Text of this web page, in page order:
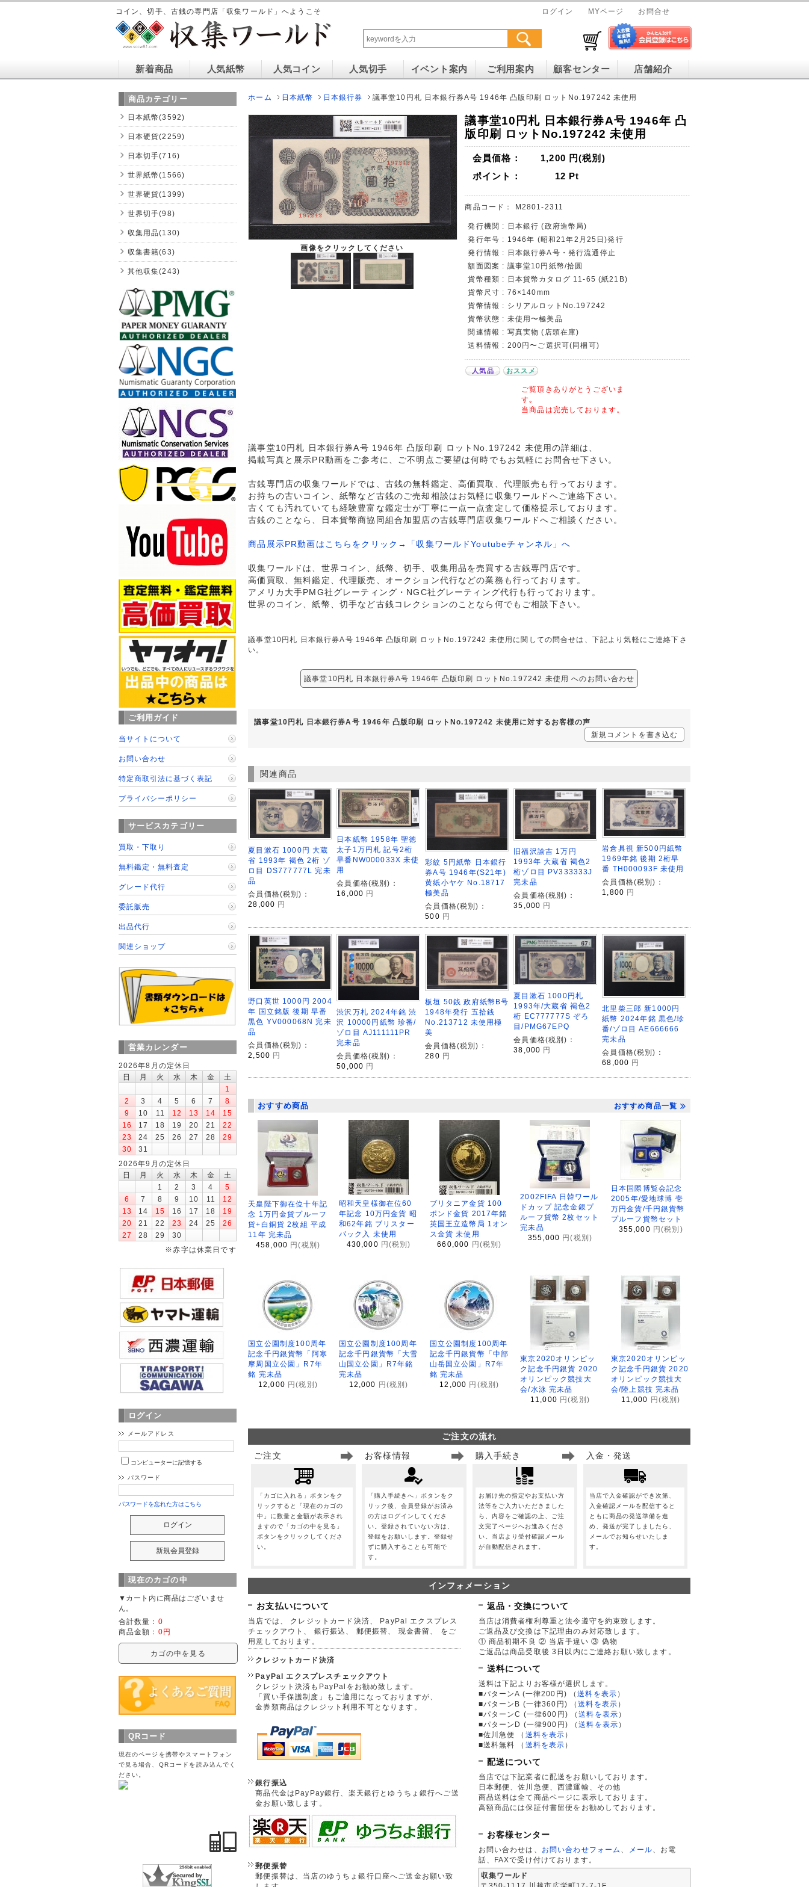
コイン、切手、古銭の専門店「収集ワールド」へようこそ ログイン MYページ お問合せ
新着商品 人気紙幣 人気コイン 人気切手 イベント案内 ご利用案内 顧客センター 店舗紹介
ホーム 日本紙幣 日本銀行券 議事堂10円札 日本銀行券A号 1946年 凸版印刷 ロットNo.197242 未使用
画像をクリックしてください
議事堂10円札 日本銀行券A号 1946年 凸
版印刷 ロットNo.197242 未使用
会員価格： 1,200 円(税別)
ポイント：
12 Pt
商品コード： M2801-2311
発行機関 : 日本銀行 (政府造幣局)
発行年号 : 1946年 (昭和21年2月25日)発行
発行情報 : 日本銀行券A号・発行流通停止
額面図案 : 議事堂10円紙幣/拾圓
貨幣種類 : 日本貨幣カタログ 11-65 (紙21B)
貨幣尺寸 : 76×140mm
貨幣情報 : シリアルロットNo.197242
貨幣状態 : 未使用〜極美品
関連情報 : 写真実物 (店頭在庫)
送料情報 : 200円〜ご選択可(同梱可)
人気品 おススメ
ご覧頂きありがとうございま
す｡
当商品は完売しております。
議事堂10円札 日本銀行券A号 1946年 凸版印刷 ロットNo.197242 未使用の詳細は、
掲載写真と展示PR動画をご参考に、ご不明点ご要望は何時でもお気軽にお問合せ下さい。
古銭専門店の収集ワールドでは、古銭の無料鑑定、高価買取、代理販売も行っております。
お持ちの古いコイン、紙幣など古銭のご売却相談はお気軽に収集ワールドへご連絡下さい。
古くても汚れていても経験豊富な鑑定士が丁寧に一点一点査定して価格提示しております。
古銭のことなら、日本貨幣商協同組合加盟店の古銭専門店収集ワールドへご相談ください。
商品展示PR動画はこちらをクリック→「収集ワールドYoutubeチャンネル」へ
収集ワールドは、世界コイン、紙幣、切手、収集用品を売買する古銭専門店です。
高価買取、無料鑑定、代理販売、オークション代行などの業務も行っております。
アメリカ大手PMG社グレーティング・NGC社グレーティング代行も行っております。
世界のコイン、紙幣、切手など古銭コレクションのことなら何でもご相談下さい。
議事堂10円札 日本銀行券A号 1946年 凸版印刷 ロットNo.197242 未使用に関しての問合せは、下記より気軽にご連絡下さ
い。
議事堂10円札 日本銀行券A号 1946年 凸版印刷 ロットNo.197242 未使用 へのお問い合わせ
議事堂10円札 日本銀行券A号 1946年 凸版印刷 ロットNo.197242 未使用に対するお客様の声
新規コメントを書き込む
関連商品
夏目漱石 1000円 大蔵
省 1993年 褐色 2桁 ゾ
ロ目 DS777777L 完未
品
会員価格(税別)：
28,000 円
日本紙幣 1958年 聖徳
太子1万円札 記号2桁
早番NW000033X 未使
用
会員価格(税別)：
16,000 円
彩紋 5円紙幣 日本銀行
券A号 1946年(S21年)
黄紙小ヤケ No.18717
極美品
会員価格(税別)：
500 円
旧福沢諭吉 1万円
1993年 大蔵省 褐色2
桁ゾロ目 PV333333J
完未品
会員価格(税別)：
35,000 円
岩倉具視 新500円紙幣
1969年銘 後期 2桁早
番 TH000093F 未使用
会員価格(税別)：
1,800 円
野口英世 1000円 2004
年 国立銘版 後期 早番
黒色 YV000068N 完未
品
会員価格(税別)：
2,500 円
渋沢万札 2024年銘 渋
沢 10000円紙幣 珍番/
ゾロ目 AJ111111PR
完未品
会員価格(税別)：
50,000 円
板垣 50銭 政府紙幣B号
1948年発行 五拾銭
No.213712 未使用極
美
会員価格(税別)：
280 円
夏目漱石 1000円札
1993年/大蔵省 褐色2
桁 EC777777S ぞろ
目/PMG67EPQ
会員価格(税別)：
38,000 円
北里柴三郎 新1000円
紙幣 2024年銘 黒色/珍
番/ゾロ目 AE666666
完未品
会員価格(税別)：
68,000 円
おすすめ商品 おすすめ商品一覧
天皇陛下御在位十年記
念 1万円金貨プルーフ
貨+白銅貨 2枚組 平成
11年 完未品
458,000 円(税別)
昭和天皇様御在位60
年記念 10万円金貨 昭
和62年銘 ブリスター
パック入 未使用
430,000 円(税別)
ブリタニア金貨 100
ポンド金貨 2017年銘
英国王立造幣局 1オン
ス金貨 未使用
660,000 円(税別)
2002FIFA 日韓ワール
ドカップ 記念金銀プ
ルーフ貨幣 2枚セット
完未品
355,000 円(税別)
日本国際博覧会記念
2005年/愛地球博 壱
万円金貨/千円銀貨幣
プルーフ貨幣セット
355,000 円(税別)
国立公園制度100周年
記念千円銀貨幣「阿寒
摩周国立公園」R7年
銘 完未品
12,000 円(税別)
国立公園制度100周年
記念千円銀貨幣「大雪
山国立公園」R7年銘
完未品
12,000
円(税別)
国立公園制度100周年
記念千円銀貨幣「中部
山岳国立公園」R7年
銘 完未品
12,000 円(税別)
東京2020オリンピッ
ク記念千円銀貨 2020
オリンピック競技大
会/水泳 完未品
11,000 円(税別)
東京2020オリンピッ
ク記念千円銀貨 2020
オリンピック競技大
会/陸上競技 完未品
11,000
円(税別)
ご注文の流れ
ご注文
「カゴに入れる」ボタンをク
リックすると「現在のカゴの
中」に数量と金額が表示され
ますので「カゴの中を見る」
ボタンをクリックしてくださ
い。
お客様情報
「購入手続きへ」ボタンをク
リック後、会員登録がお済み
の方はログインしてくださ
い。登録されていない方は、
登録をお願いします。登録せ
ずに購入することも可能で
す。
購入手続き
お届け先の指定やお支払い方
法等をご入力いただきました
ら、内容をご確認の上、ご注
文完了ページへお進みくださ
い。当店より受付確認メール
が自動配信されます。
入金・発送
当店で入金確認ができ次第、
入金確認メールを配信すると
ともに商品の発送準備を進
め、発送が完了しましたら、
メールでお知らせいたしま
す。
インフォメーション
お支払いについて
当店では、 クレジットカード決済、 PayPal エクスプレス
チェックアウト、 銀行振込、 郵便振替、 現金書留、 をご
用意しております。
クレジットカード決済
PayPal エクスプレスチェックアウト
クレジット決済もPayPalをお勧め致します。
「買い手保護制度」もご適用になっておりますが、
金券類商品はクレジット利用不可となります。
銀行振込
商品代金はPayPay銀行、楽天銀行とゆうちょ銀行へご送
金お願い致します。
郵便振替
郵便振替は、当店のゆうちょ銀行口座へご送金お願い致
返品・交換について
当店は消費者権利尊重と法令遵守を約束致します。
ご返品及び交換は下記理由のみ対応致します。
① 商品初期不良 ② 当店手違い ③ 偽物
ご返品は商品受取後 3日以内にご連絡お願い致します。
送料について
送料は下記よりお客様が選択します。
■パターンA (一律200円)
（送料を表示 ）
■パターンB (一律360円)
（送料を表示 ）
■パターンC (一律600円)
（送料を表示 ）
■パターンD (一律900円)
（送料を表示 ）
■佐川急便
（ 送料を表示 ）
■送料無料
（ 送料を表示 ）
配送について
当店では下記業者に配送をお願いしております。
日本郵便、佐川急便、西濃運輸、その他
商品送料は全て商品ページに表示しております。
高額商品には保証付書留便をお勧めしております。
お客様センター
お問い合わせは、 お問い合わせフォーム メール 、お電
話、FAXで受け付けております。
収集ワールド
商品カテゴリー
日本紙幣(3592)
日本硬貨(2259)
日本切手(716)
世界紙幣(1566)
世界硬貨(1399)
世界切手(98)
収集用品(130)
収集書籍(63)
其他収集(243)
ご利用ガイド
当サイトについて
お問い合わせ
特定商取引法に基づく表記
プライバシーポリシー
サービスカテゴリー
買取・下取り
無料鑑定・無料査定
グレード代行
委託販売
出品代行
関連ショップ
営業カレンダー
2026年8月の定休日
日
月 火 水 木 金
土
1
2
3 4 5 6 7
8
9
10 11 12 13 14
15
16
17 18 19 20 21
22
23
24 25 26 27 28
29
30
31
2026年9月の定休日
日
月 火 水 木 金
土
1
2 3 4
5
6
7 8 9 10 11
12
13
14 15 16 17 18
19
20
21 22 23 24 25
26
27
28 29
30
※赤字は休業日です
ログイン
メールアドレス
コンピューターに記憶する
パスワード
パスワードを忘れた方はこちら
現在のカゴの中
▼カート内に商品はございませ
ん。
合計数量： 0
商品金額： 0円
カゴの中を見る
QRコード
現在のページを携帯やスマートフォン
で見る場合、QRコードを読み込んでく
ださい。